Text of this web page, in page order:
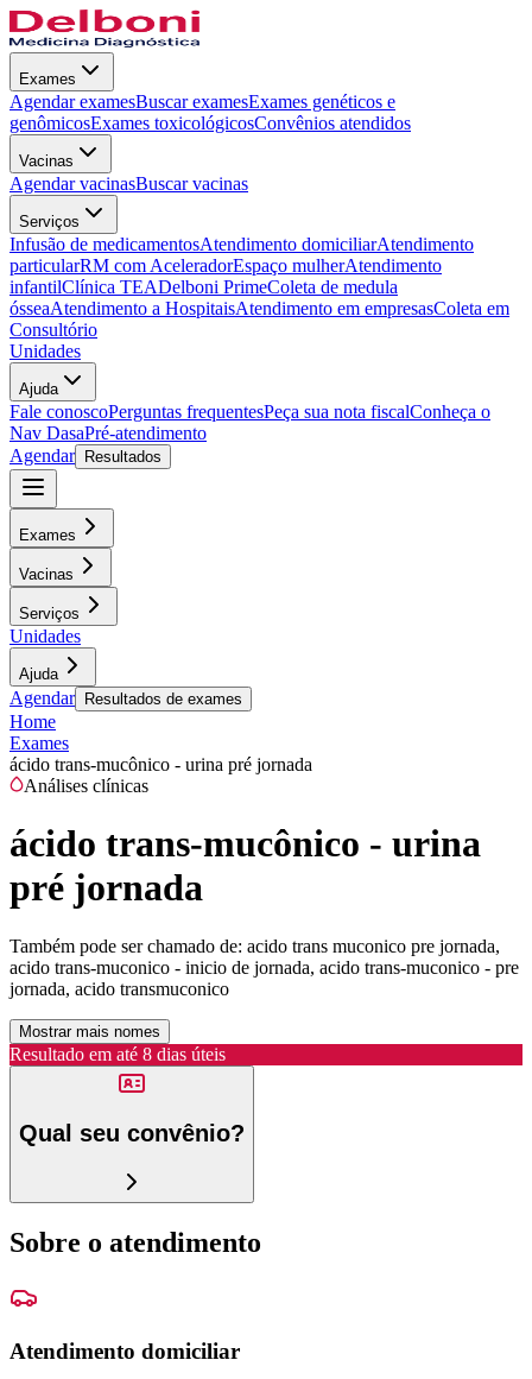
Exames
Agendar examesBuscar examesExames genéticos e
genômicosExames toxicológicosConvênios atendidos
Vacinas
Agendar vacinasBuscar vacinas
Serviços
Infusão de medicamentosAtendimento domiciliarAtendimento
particularRM com AceleradorEspaço mulherAtendimento
infantilClínica TEADelboni PrimeColeta de medula
ósseaAtendimento a HospitaisAtendimento em empresasColeta em
Consultório
Unidades
Ajuda
Fale conoscoPerguntas frequentesPeça sua nota fiscalConheça o
Nav DasaPré-atendimento
Agendar
Resultados
Exames
Vacinas
Serviços
Unidades
Ajuda
Agendar Resultados de exames
Home
Exames
ácido trans-mucônico - urina pré jornada
Análises clínicas
ácido trans-mucônico - urina
pré jornada
Também pode ser chamado de: acido trans muconico pre jornada,
acido trans-muconico - inicio de jornada, acido trans-muconico - pre
jornada, acido transmuconico
Mostrar mais nomes
Resultado em até 8 dias úteis
Qual seu convênio?
Sobre o atendimento
Atendimento domiciliar